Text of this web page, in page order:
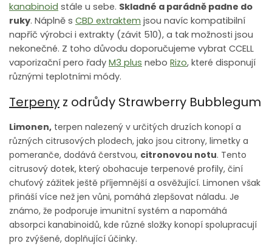
kanabinoid stále u sebe. Skladné a parádně padne do
ruky. Náplně s CBD extraktem jsou navíc kompatibilní
napříč výrobci i extrakty (závit 510), a tak možnosti jsou
nekonečné. Z toho důvodu doporučujeme vybrat CCELL
vaporizační pero řady M3 plus nebo Rizo, které disponují
různými teplotními módy.
Terpeny z odrůdy Strawberry Bubblegum
Limonen, terpen nalezený v určitých druzích konopí a
různých citrusových plodech, jako jsou citrony, limetky a
pomeranče, dodává čerstvou, citronovou notu. Tento
citrusový dotek, který obohacuje terpenové profily, činí
chuťový zážitek ještě příjemnější a osvěžující. Limonen však
přináší více než jen vůni, pomáhá zlepšovat náladu. Je
známo, že podporuje imunitní systém a napomáhá
absorpci kanabinoidů, kde různé složky konopí spolupracují
pro zvýšené, doplňující účinky.